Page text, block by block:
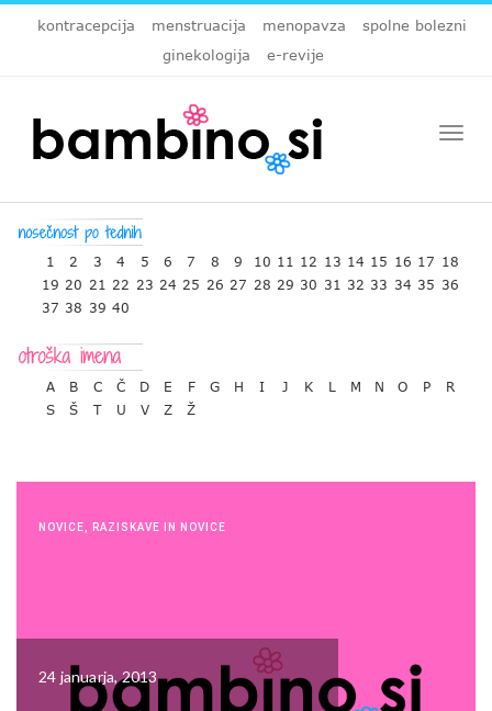
kontracepcija menstruacija menopavza
spolne bolezni
ginekologija
e-revije
1 2 3 4 5 6 7 8 9 10 11 12 13 14 15 16 17 18
19 20 21 22 23 24 25 26 27 28 29 30 31 32 33 34 35 36
37 38 39 40
A B C Č D E F G H I J K L M N O P
R
S
Š T U V Z Ž
NOVICE RAZISKAVE IN NOVICE
24 januarja, 2013